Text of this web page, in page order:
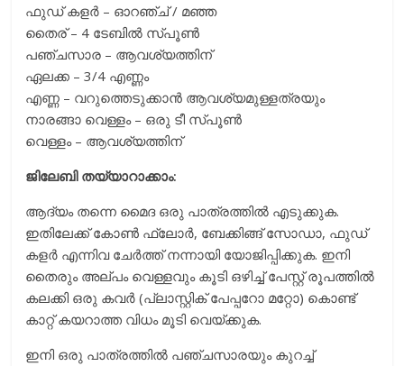
ഫുഡ് കളർ – ഓറഞ്ച് / മഞ്ഞ
തൈര് – 4 ടേബിൽ സ്പൂൺ
പഞ്ചസാര – ആവശ്യത്തിന്
ഏലക്ക – 3/4 എണ്ണം
എണ്ണ – വറുത്തെടുക്കാൻ ആവശ്യമുള്ളത്രയും
നാരങ്ങാ വെള്ളം – ഒരു ടീ സ്പൂൺ
വെള്ളം – ആവശ്യത്തിന്
ജിലേബി തയ്യാറാക്കാം:
ആദ്യം തന്നെ മൈദ ഒരു പാത്രത്തിൽ എടുക്കുക.
ഇതിലേക്ക് കോൺ ഫ്ലോർ, ബേക്കിങ്ങ് സോഡാ, ഫുഡ്
കളർ എന്നിവ ചേർത്ത് നന്നായി യോജിപ്പിക്കുക. ഇനി
തൈരും അല്പം വെള്ളവും കൂടി ഒഴിച്ച് പേസ്റ്റ് രൂപത്തിൽ
കലക്കി ഒരു കവർ (പ്ലാസ്റ്റിക് പേപ്പറോ മറ്റോ) കൊണ്ട്
കാറ്റ് കയറാത്ത വിധം മൂടി വെയ്ക്കുക.
ഇനി ഒരു പാത്രത്തിൽ പഞ്ചസാരയും കുറച്ച്